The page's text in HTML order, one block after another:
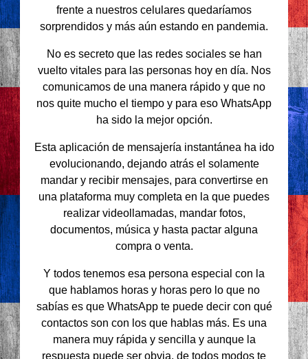
frente a nuestros celulares quedaríamos
sorprendidos y más aún estando en pandemia.
No es secreto que las redes sociales se han
vuelto vitales para las personas hoy en día. Nos
comunicamos de una manera rápido y que no
nos quite mucho el tiempo y para eso WhatsApp
ha sido la mejor opción.
Esta aplicación de mensajería instantánea ha ido
evolucionando, dejando atrás el solamente
mandar y recibir mensajes, para convertirse en
una plataforma muy completa en la que puedes
realizar videollamadas, mandar fotos,
documentos, música y hasta pactar alguna
compra o venta.
Y todos tenemos esa persona especial con la
que hablamos horas y horas pero lo que no
sabías es que WhatsApp te puede decir con qué
contactos son con los que hablas más. Es una
manera muy rápida y sencilla y aunque la
respuesta puede ser obvia, de todos modos te